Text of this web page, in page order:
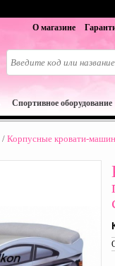
О магазине
Спортивное оборудование
/ Корпусные кровати-